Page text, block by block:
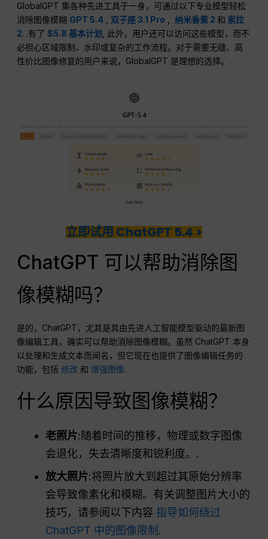
GlobalGPT 集各种先进工具于一身，可通过以下专业模型轻松
消除图像模糊 GPT 5.4 双子座 3.1 Pro 纳米香蕉 2 和 索拉
2. .有了$5.8 基本计划
, 此外，用户还可以访问这些模型，而不
必担心区域限制、水印或复杂的工作流程。对于需要无缝、高
性价比图像修复的用户来说，GlobalGPT 是理想的选择。.
立即试用 ChatGPT 5.4 >
ChatGPT 可以帮助消除图
像模糊吗？
是的，ChatGPT，尤其是其由先进人工智能模型驱动的最新图
像编辑工具，确实可以帮助消除图像模糊。虽然 ChatGPT 本身
以处理和生成文本而闻名，但它现在也提供了图像编辑任务的
功能，包括修改 和 增强图像.
什么原因导致图像模糊？
老照片:随着时间的推移，物理或数字图像
会退化，失去清晰度和锐利度。.
放大照片:将照片放大到超过其原始分辨率
会导致像素化和模糊。有关调整图片大小的
技巧，请参阅以下内容 指导如何绕过
ChatGPT 中的图像限制 .